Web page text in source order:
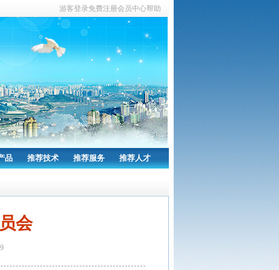
游客登录免费注册会员中心帮助
品 推荐技术 推荐服务 推荐人才
会